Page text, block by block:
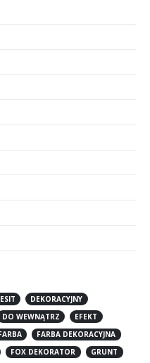
DEKORACYJNY
DO WEWNĄTRZ
EFEKT
FARBA DEKORACYJNA
FOX DEKORATOR
GRUNT